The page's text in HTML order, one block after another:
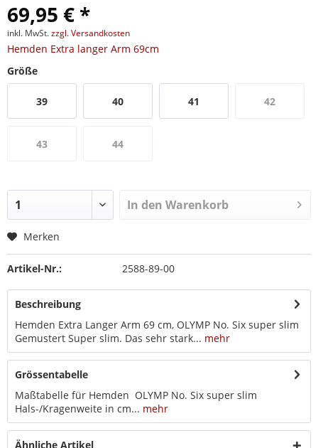
69,95 € *
inkl. MwSt.zzgl. Versandkosten
Hemden Extra langer Arm 69cm
Größe
39 40 41 42
43 44
In den Warenkorb
Merken
Artikel-Nr.: 2588-89-00
Beschreibung
Hemden Extra Langer Arm 69 cm, OLYMP No. Six super slim
Gemustert Super slim. Das sehr stark... mehr
Grössentabelle
Maßtabelle für Hemden OLYMP No. Six super slim
Hals-/Kragenweite in cm... mehr
Ähnliche Artikel